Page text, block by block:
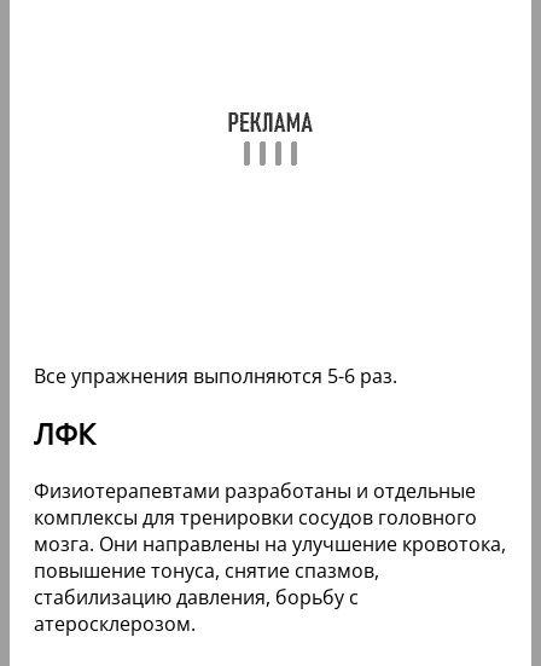
Все упражнения выполняются 5-6 раз.
ЛФК
Физиотерапевтами разработаны и отдельные
комплексы для тренировки сосудов головного
мозга. Они направлены на улучшение кровотока,
повышение тонуса, снятие спазмов,
стабилизацию давления, борьбу с
атеросклерозом.